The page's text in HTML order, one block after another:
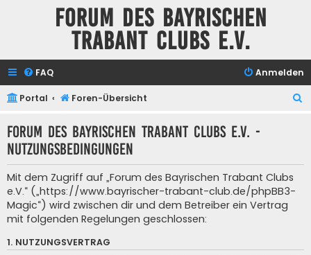
Forum des Bayrischen
Trabant Clubs e.V.
FAQ Anmelden
Portal Foren-Übersicht
Forum des Bayrischen Trabant Clubs e.V. -
Nutzungsbedingungen
Mit dem Zugriff auf „Forum des Bayrischen Trabant Clubs
e.V.“ („https://www.bayrischer-trabant-club.de/phpBB3-
Magic“) wird zwischen dir und dem Betreiber ein Vertrag
mit folgenden Regelungen geschlossen:
1. NUTZUNGSVERTRAG